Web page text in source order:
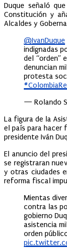
Duque señaló
Constitución y
Alcaldes y
@IvanDuque
indignadas
del “orden”
denuncian
protesta
— Rolando
La figura de la
el país para hacer
presidente Iván
El anuncio del
se registraran
y otras ciudades
reforma fiscal
Mientas
contra las
gobierno
asistencia
orden